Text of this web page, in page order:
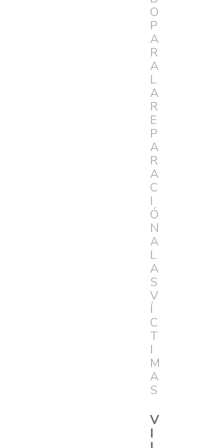
O
P
A
R
A
L
A
R
E
P
A
R
A
C
I
Ó
N
A
L
A
S
V
Í
C
T
I
M
A
S
V
I